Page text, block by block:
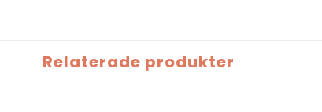
Relaterade produkter